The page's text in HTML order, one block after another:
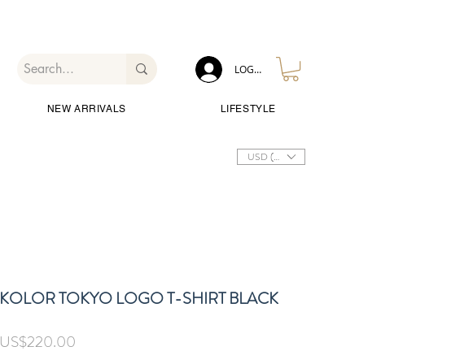
NEW ARRIVALS LIFESTYLE
LOG IN
USD ($)
KOLOR TOKYO LOGO T-SHIRT BLACK
US$220.00